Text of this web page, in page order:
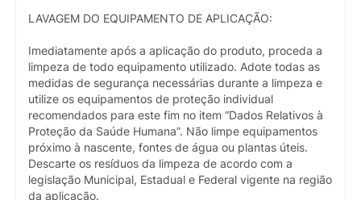
LAVAGEM DO EQUIPAMENTO DE APLICAÇÃO:
Imediatamente após a aplicação do produto, proceda a
limpeza de todo equipamento utilizado. Adote todas as
medidas de segurança necessárias durante a limpeza e
utilize os equipamentos de proteção individual
recomendados para este fim no item “Dados Relativos à
Proteção da Saúde Humana”. Não limpe equipamentos
próximo à nascente, fontes de água ou plantas úteis.
Descarte os resíduos da limpeza de acordo com a
legislação Municipal, Estadual e Federal vigente na região
da aplicação.